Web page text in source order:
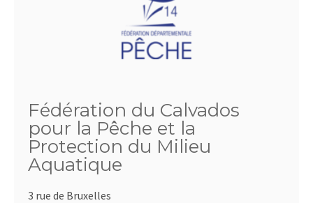
Fédération du Calvados
pour la Pêche et la
Protection du Milieu
Aquatique
3 rue de Bruxelles